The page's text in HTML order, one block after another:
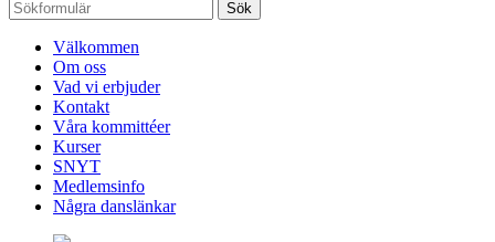
Sök
Välkommen
Om oss
Vad vi erbjuder
Kontakt
Våra kommittéer
Kurser
SNYT
Medlemsinfo
Några danslänkar